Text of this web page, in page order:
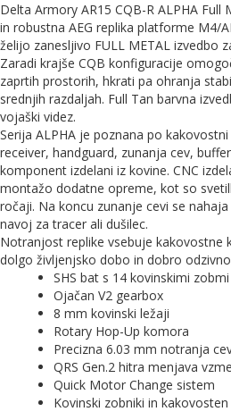
Delta Armory AR15 CQB-R ALPHA
in robustna AEG replika platforme M4/
želijo zanesljivo FULL METAL izvedbo
Zaradi krajše CQB konfiguracije
zaprtih prostorih, hkrati pa ohranja
srednjih razdaljah. Full Tan barvna
vojaški videz.
Serija ALPHA je poznana po
receiver, handguard, zunanja cev,
komponent izdelani iz kovine. CNC
montažo dodatne opreme, kot so
ročaji. Na koncu zunanje cevi se
navoj za tracer ali dušilec.
Notranjost replike vsebuje kakovostne
dolgo življenjsko dobo in dobro
SHS bat s 14 kovinskimi zobmi
Ojačan V2 gearbox
8 mm kovinski ležaji
Rotary Hop-Up komora
Precizna 6.03 mm notranja
QRS Gen.2 hitra menjava
Quick Motor Change sistem
Kovinski zobniki in